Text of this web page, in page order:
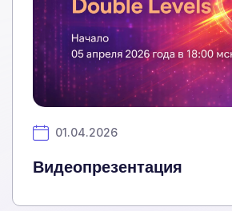
01.04.2026
Видеопрезентация